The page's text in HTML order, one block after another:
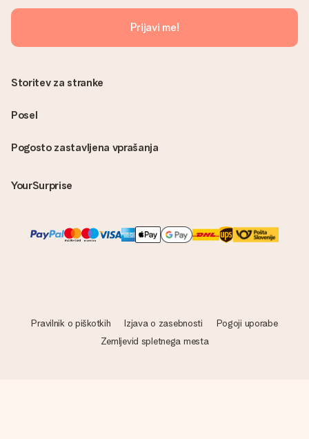
Prijavi me!
Pogosto zastavljena vprašanja
YourSurprise
Storitev za stranke
Posel
Pravilnik o piškotkih Izjava o zasebnosti
Pogoji uporabe
Zemljevid spletnega mesta